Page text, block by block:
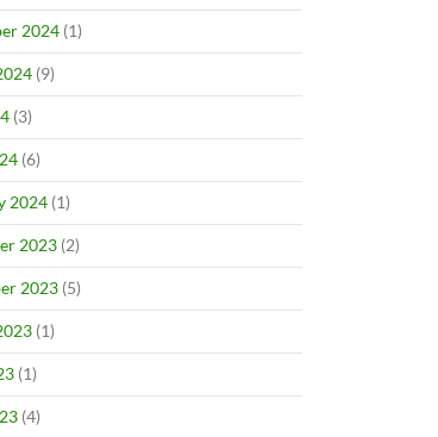
2024 (1)
(9)
(3)
(6)
2024 (1)
2023 (2)
2023 (5)
(1)
(1)
(4)